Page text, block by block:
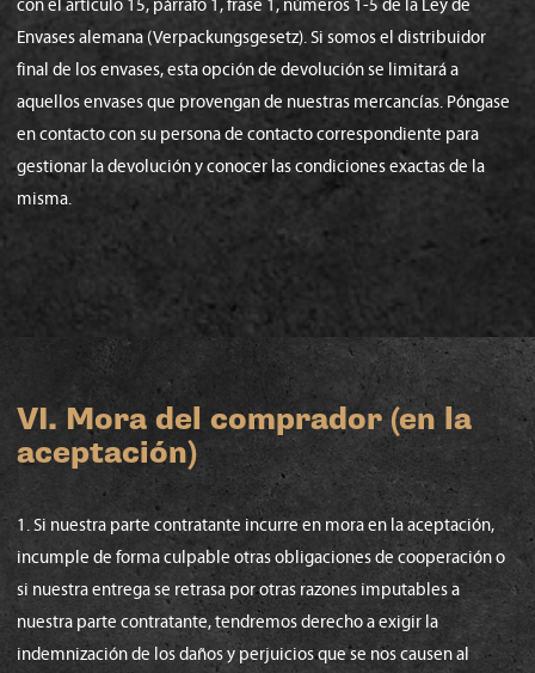
con el artículo 15, párrafo 1, frase 1, números 1-5 de la Ley de
Envases alemana (Verpackungsgesetz). Si somos el distribuidor
final de los envases, esta opción de devolución se limitará a
aquellos envases que provengan de nuestras mercancías. Póngase
en contacto con su persona de contacto correspondiente para
gestionar la devolución y conocer las condiciones exactas de la
misma.
VI. Mora del comprador (en la
aceptación)
1. Si nuestra parte contratante incurre en mora en la aceptación,
incumple de forma culpable otras obligaciones de cooperación o
si nuestra entrega se retrasa por otras razones imputables a
nuestra parte contratante, tendremos derecho a exigir la
indemnización de los daños y perjuicios que se nos causen al